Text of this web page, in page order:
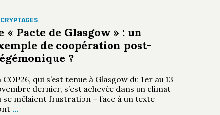
« Pacte de Glasgow » : un
de coopération post-
?
COP26, qui s’est tenue à Glasgow du 1er au 13
dernier, s’est achevée dans un climat
se mêlaient frustration – face à un texte
…